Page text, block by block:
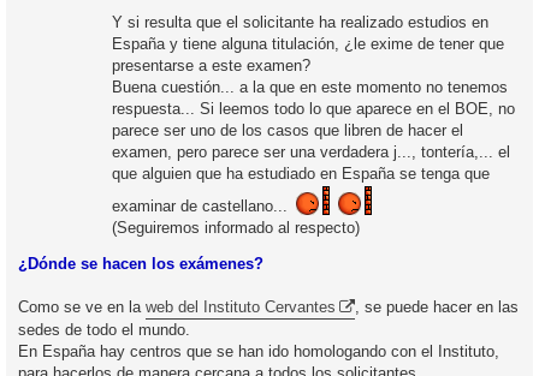
Y si resulta que el solicitante ha realizado estudios en
España y tiene alguna titulación, ¿le exime de tener que
presentarse a este examen?
Buena cuestión... a la que en este momento no tenemos
respuesta... Si leemos todo lo que aparece en el BOE, no
parece ser uno de los casos que libren de hacer el
examen, pero parece ser una verdadera j..., tontería,... el
que alguien que ha estudiado en España se tenga que
examinar de castellano...
(Seguiremos informado al respecto)
¿Dónde se hacen los exámenes?
Como se ve en la web del Instituto Cervantes
, se puede hacer en las
sedes de todo el mundo.
En España hay centros que se han ido homologando con el Instituto,